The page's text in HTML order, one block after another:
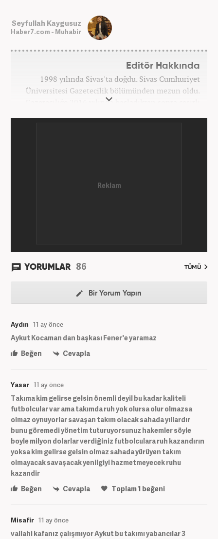
Seyfullah Kaygusuz
Haber7.com - Muhabir
Editör Hakkında
1998 yılında Sivas'ta doğdu. Sivas Cumhuriyet
Üniversitesi Gazetecilik bölümünden mezun oldu.
Gazeteciliğe 2016 yılında başladıktan sonra çeşitli
YORUMLAR 86 TÜMÜ
Bir Yorum Yapın
Aydın 11 ay önce
Aykut Kocaman dan başkası Fener'e yaramaz
Beğen
Cevapla
Yasar 11 ay önce
Takıma kim gelirse gelsin önemli deyil bu kadar kaliteli
futbolcular var ama takımda ruh yok olursa olur olmazsa
olmaz oynuyorlar savaşan takım olacak sahada yıllardır
bunu göremedi yönetim tuturuyorsunuz hakemler söyle
boyle milyon dolarlar verdiğiniz futbolculara ruh kazandırın
yoksa kim gelirse gelsin olmaz sahada yürüyen takım
olmayacak savaşacak yenilgiyi hazmetmeyecek ruhu
kazandir
Beğen
Cevapla Toplam1 beğeni
Misafir 11 ay önce
vallahi kafanız çalışmıyor Aykut bu takımı yabancılar 3